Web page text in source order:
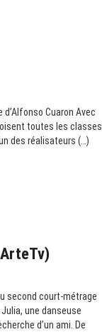
Cuaron Avec
toutes les classes
des réalisateurs (…)
second court-métrage
une danseuse
d’un ami. De